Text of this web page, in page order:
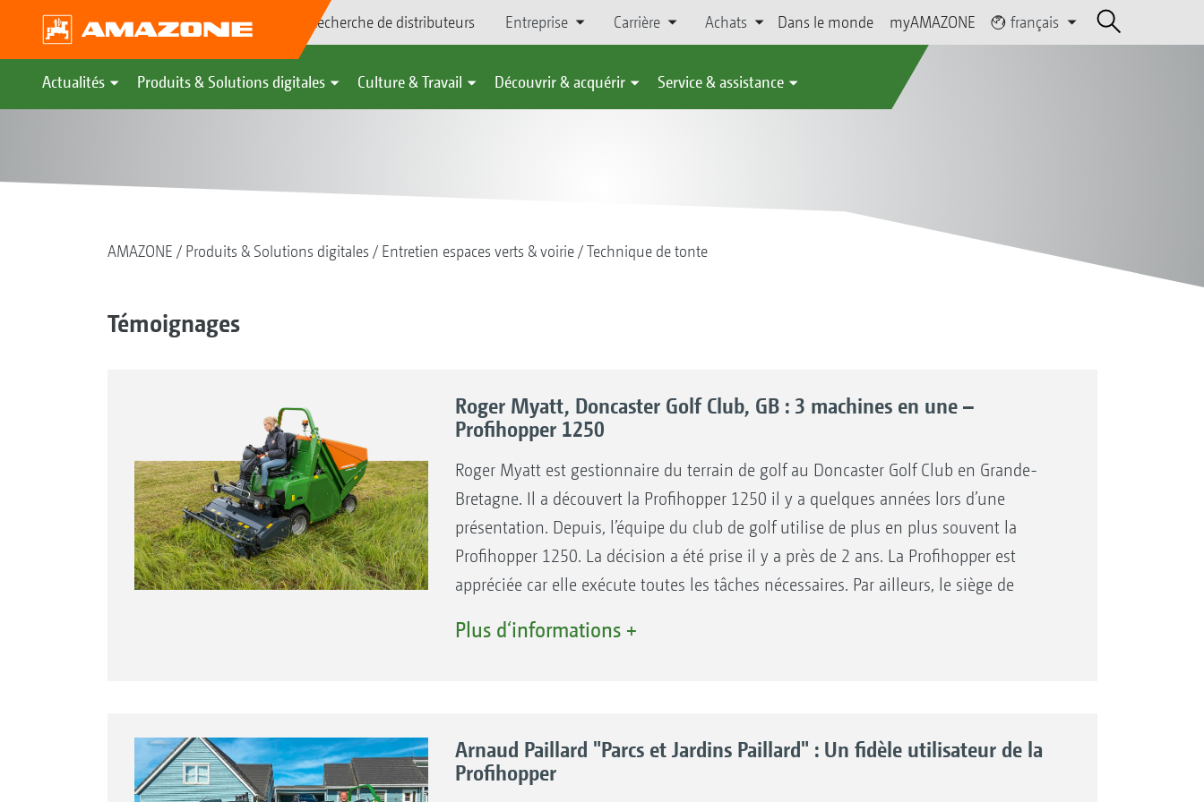
Recherche de distributeurs Entreprise Carrière Achats Dans le monde myAMAZONE français
Actualités Produits & Solutions digitales Culture & Travail Découvrir & acquérir Service & assistance
AMAZONE Produits & Solutions digitales Entretien espaces verts & voirie Technique de tonte
Témoignages
Roger Myatt, Doncaster Golf Club, GB : 3 machines en une –
Profihopper 1250
Roger Myatt est gestionnaire du terrain de golf au Doncaster Golf Club en Grande-
Bretagne. Il a découvert la Profihopper 1250 il y a quelques années lors d’une
présentation. Depuis, l’équipe du club de golf utilise de plus en plus souvent la
Profihopper 1250. La décision a été prise il y a près de 2 ans. La Profihopper est
appréciée car elle exécute toutes les tâches nécessaires. Par ailleurs, le siège de
golf utilise la PH 1250 pour entretenir les parcelles de landes, favoriser la
l'éclaircit pour que les surfaces soient plus faciles à jouer.
Elle tient en échec les feuilles mortes qui s'accumulent en automne. La PH 1250 est
Plus d‘informations +
Arnaud Paillard "Parcs et Jardins Paillard" : Un fidèle utilisateur de la
Profihopper